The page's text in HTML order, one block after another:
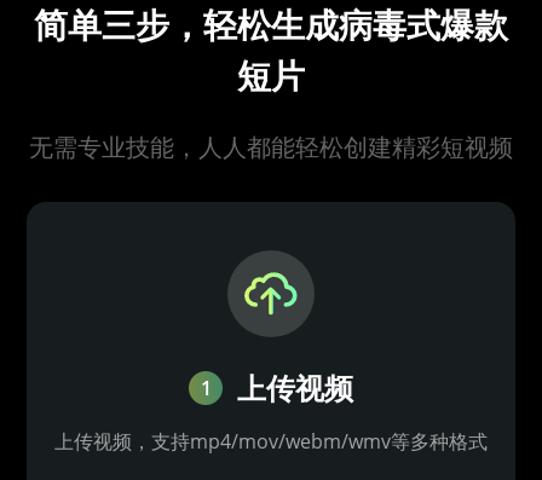
简单三步，轻松生成病毒式爆款
短片
无需专业技能，人人都能轻松创建精彩短视频
1 上传视频
上传视频，支持mp4/mov/webm/wmv等多种格式